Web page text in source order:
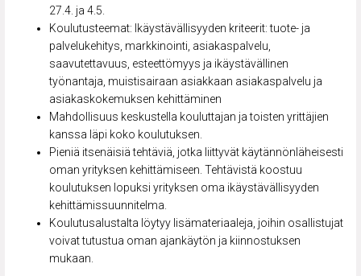
27.4. ja 4.5.
Koulutusteemat: Ikäystävällisyyden kriteerit: tuote- ja
palvelukehitys, markkinointi, asiakaspalvelu,
saavutettavuus, esteettömyys ja ikäystävällinen
työnantaja, muistisairaan asiakkaan asiakaspalvelu ja
asiakaskokemuksen kehittäminen
Mahdollisuus keskustella kouluttajan ja toisten yrittäjien
kanssa läpi koko koulutuksen.
Pieniä itsenäisiä tehtäviä, jotka liittyvät käytännönläheisesti
oman yrityksen kehittämiseen. Tehtävistä koostuu
koulutuksen lopuksi yrityksen oma ikäystävällisyyden
kehittämissuunnitelma.
Koulutusalustalta löytyy lisämateriaaleja, joihin osallistujat
voivat tutustua oman ajankäytön ja kiinnostuksen
mukaan.